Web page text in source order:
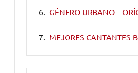
6.- GÉNERO URBANO –
7.- MEJORES CANTANTES